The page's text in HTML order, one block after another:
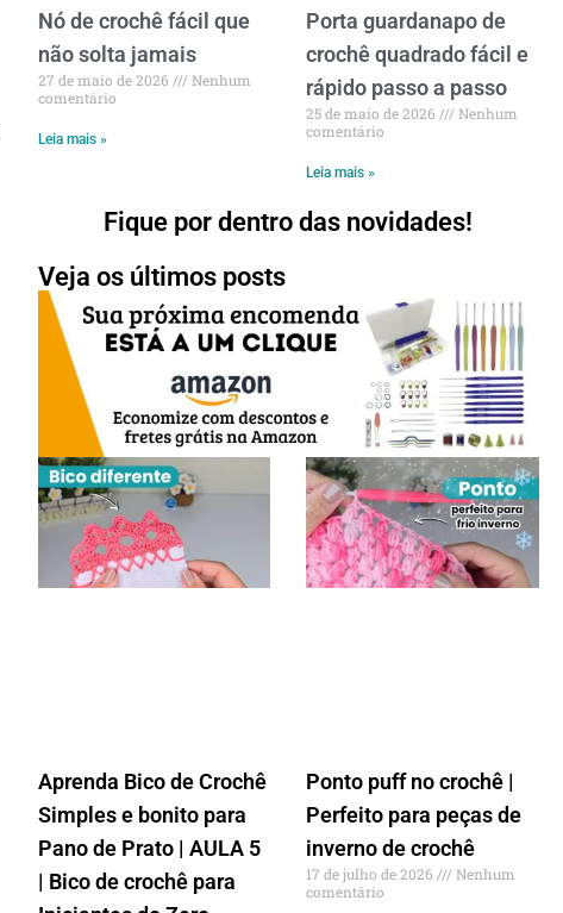
Nó de crochê fácil que
não solta jamais
27 de maio de 2026
Nenhum
comentário
Leia mais »
Porta guardanapo de
crochê quadrado fácil e
rápido passo a passo
25 de maio de 2026
Nenhum
comentário
Leia mais »
Fique por dentro das novidades!
Veja os últimos posts
Aprenda Bico de Crochê
Simples e bonito para
Pano de Prato | AULA 5
| Bico de crochê para
Ponto puff no crochê |
Perfeito para peças de
inverno de crochê
17 de julho de 2026
Nenhum
comentário